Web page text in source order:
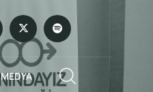
MEDYA